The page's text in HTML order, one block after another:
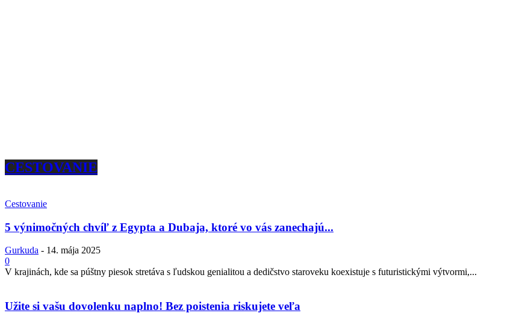
CESTOVANIE
Cestovanie
5 výnimočných chvíľ z Egypta a Dubaja, ktoré vo vás zanechajú...
Gurkuda - 14. mája 2025
0
V krajinách, kde sa púštny piesok stretáva s ľudskou genialitou a dedičstvo staroveku koexistuje s futuristickými výtvormi,...
Užite si vašu dovolenku naplno! Bez poistenia riskujete veľa